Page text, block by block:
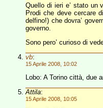
Quello di ieri e’ stato un
Prodi che deve cercare
delfino!) che dovra’
governo.
Sono pero’ curioso di
vb:
15 Aprile 2008, 10:02
Lobo: A Torino città, due
Attila:
15 Aprile 2008, 10:05